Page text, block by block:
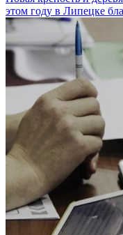
этом году в Липецке